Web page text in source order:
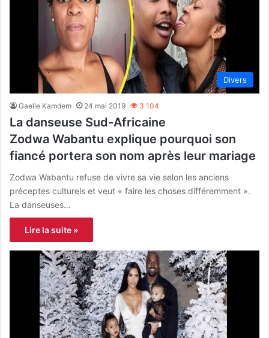
Divers
Gaelle Kamdem 24 mai 2019 3 104
La danseuse Sud-Africaine
Zodwa Wabantu explique pourquoi son
fiancé portera son nom après leur mariage
Zodwa Wabantu refuse de vivre sa vie selon les anciens
préceptes culturels et veut « faire les choses différemment ».
La danseuses…
Lire la suite »